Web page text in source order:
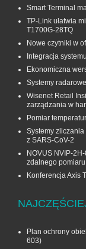
Smart Terminal
TP-Link ułatwia
T1700G‑28TQ
Nowe czytniki w
Integracja
Ekonomiczna
Systemy
Wisenet Retail
zarządzania w
Pomiar
Systemy
z SARS-CoV-2
NOVUS NVIP-
zdalnego
Konferencja Axis
Plan ochrony
603)